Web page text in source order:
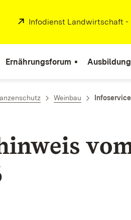
Extern:
Infodienst Landwirtschaft -
Ernährungsforum Ausbildung
Weinbau